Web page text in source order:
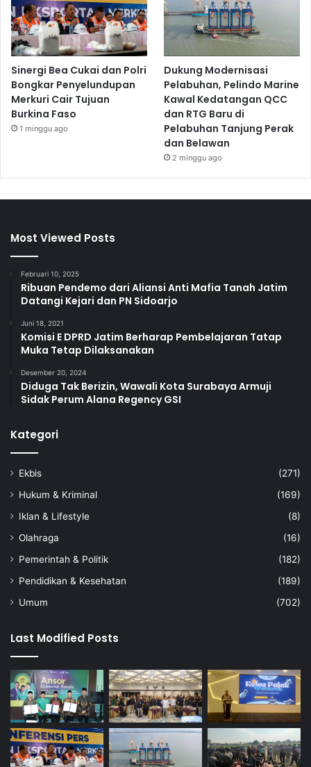
Sinergi Bea Cukai dan Polri
Bongkar Penyelundupan
Merkuri Cair Tujuan
Burkina Faso
1 minggu ago
Dukung Modernisasi
Pelabuhan, Pelindo Marine
Kawal Kedatangan QCC
dan RTG Baru di
Pelabuhan Tanjung Perak
dan Belawan
2 minggu ago
Most Viewed Posts
Februari 10, 2025
Ribuan Pendemo dari Aliansi Anti Mafia Tanah Jatim
Datangi Kejari dan PN Sidoarjo
Juni 18, 2021
Komisi E DPRD Jatim Berharap Pembelajaran Tatap
Muka Tetap Dilaksanakan
Desember 20, 2024
Diduga Tak Berizin, Wawali Kota Surabaya Armuji
Sidak Perum Alana Regency GSI
Kategori
Ekbis
(271)
Hukum & Kriminal
(169)
Iklan & Lifestyle
(8)
Olahraga
(16)
Pemerintah & Politik
(182)
Pendidikan & Kesehatan
(189)
Umum
(702)
Last Modified Posts